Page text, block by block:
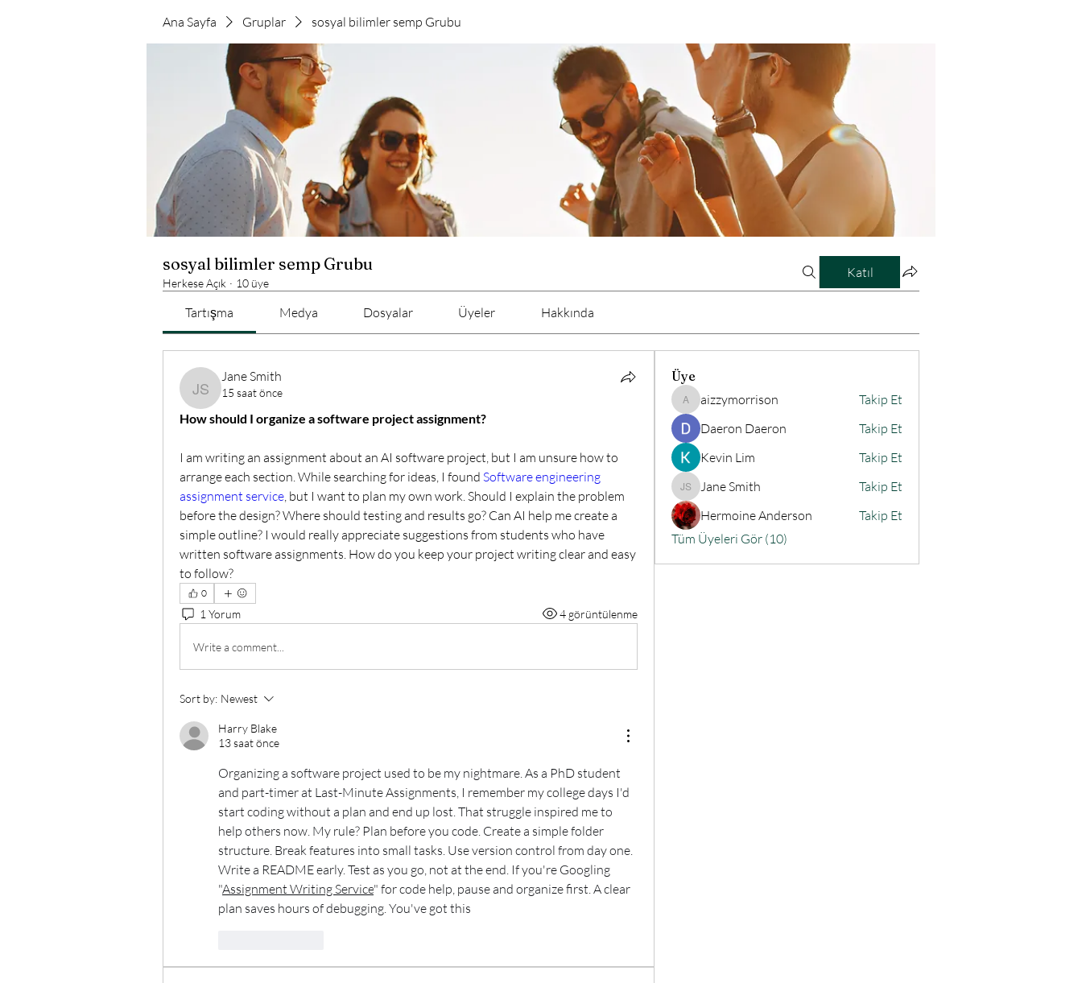
Ana Sayfa Gruplar sosyal bilimler semp Grubu
sosyal bilimler semp Grubu
Herkese Açık · 10 üye
Katıl
Tartışma Medya Dosyalar Üyeler Hakkında
Jane Smith
Jane Smith
15 saat önce
How should I organize a software project assignment?
I am writing an assignment about an AI software project, but I am unsure how to
arrange each section. While searching for ideas, I found Software engineering
assignment service, but I want to plan my own work. Should I explain the problem
before the design? Where should testing and results go? Can AI help me create a
simple outline? I would really appreciate suggestions from students who have
written software assignments. How do you keep your project writing clear and easy
to follow?
0
1 Yorum 4 görüntülenme
Write a comment...
Sort by: Newest
Harry Blake
13 saat önce
Organizing a software project used to be my nightmare. As a PhD student
and part-timer at Last-Minute Assignments, I remember my college days I'd
start coding without a plan and end up lost. That struggle inspired me to
help others now. My rule? Plan before you code. Create a simple folder
structure. Break features into small tasks. Use version control from day one.
Write a README early. Test as you go, not at the end. If you're Googling
"Assignment Writing Service" for code help, pause and organize first. A clear
plan saves hours of debugging. You've got this
Üye
aizzymorrison
aizzymorrison
Takip Et
Daeron Daeron
Takip Et
Kevin Lim
Takip Et
Jane Smith
Jane Smith
Takip Et
Hermoine Anderson
Takip Et
Tüm Üyeleri Gör (10)